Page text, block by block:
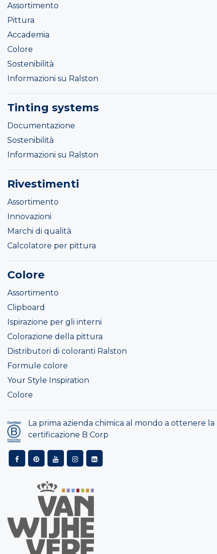
Assortimento
Pittura
Accademia
Colore
Sostenibilità
Informazioni su Ralston
Tinting systems
Documentazione
Sostenibilità
Informazioni su Ralston
Rivestimenti
Assortimento
Innovazioni
Marchi di qualità
Calcolatore per pittura
Colore
Assortimento
Clipboard
Ispirazione per gli interni
Colorazione della pittura
Distributori di coloranti Ralston
Formule colore
Your Style Inspiration
Colore
La prima azienda chimica al mondo a ottenere la
certificazione B Corp